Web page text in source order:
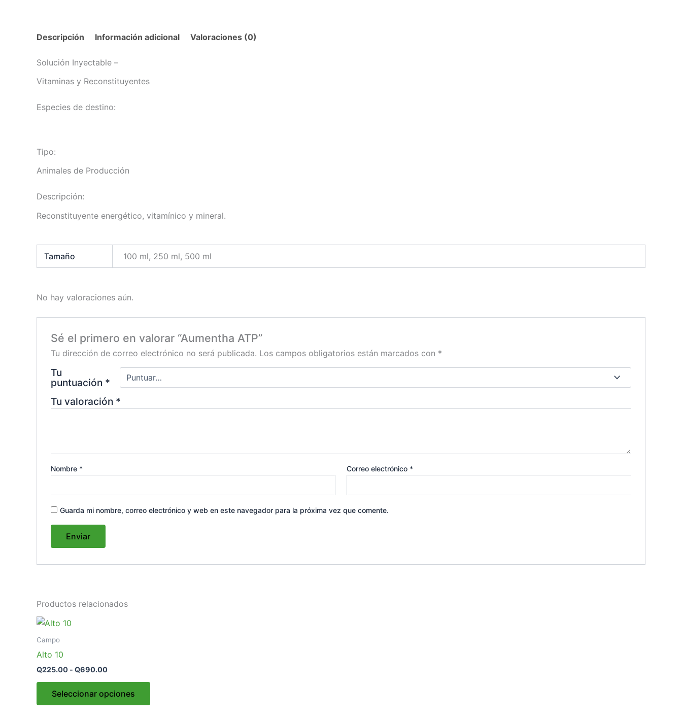
Descripción Información adicional Valoraciones (0)
Solución Inyectable –
Vitaminas y Reconstituyentes
Especies de destino:
Tipo:
Animales de Producción
Descripción:
Reconstituyente energético, vitamínico y mineral.
Tamaño 100 ml, 250 ml, 500 ml
No hay valoraciones aún.
Sé el primero en valorar “Aumentha ATP”
Tu dirección de correo electrónico no será publicada. Los campos obligatorios están marcados con *
Tu
puntuación *
Tu valoración *
Nombre * Correo electrónico *
Guarda mi nombre, correo electrónico y web en este navegador para la próxima vez que comente.
Productos relacionados
Campo
Alto 10
Q225.00 - Q690.00
Seleccionar opciones